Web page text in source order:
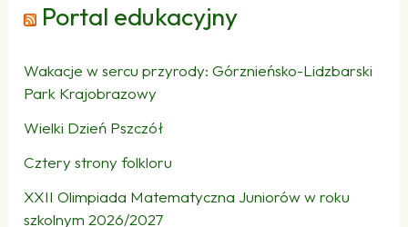
Portal edukacyjny
Wakacje w sercu przyrody: Górznieńsko-Lidzbarski
Park Krajobrazowy
Wielki Dzień Pszczół
Cztery strony folkloru
XXII Olimpiada Matematyczna Juniorów w roku
szkolnym 2026/2027